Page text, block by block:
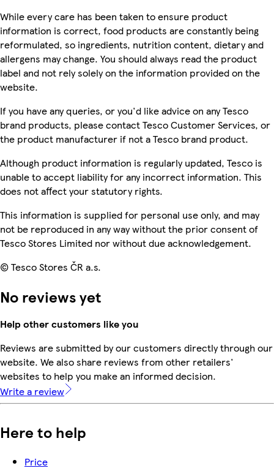
While every care has been taken to ensure product
information is correct, food products are constantly being
reformulated, so ingredients, nutrition content, dietary and
allergens may change. You should always read the product
label and not rely solely on the information provided on the
website.
If you have any queries, or you'd like advice on any Tesco
brand products, please contact Tesco Customer Services, or
the product manufacturer if not a Tesco brand product.
Although product information is regularly updated, Tesco is
unable to accept liability for any incorrect information. This
does not affect your statutory rights.
This information is supplied for personal use only, and may
not be reproduced in any way without the prior consent of
Tesco Stores Limited nor without due acknowledgement.
© Tesco Stores ČR a.s.
No reviews yet
Help other customers like you
Reviews are submitted by our customers directly through our
website. We also share reviews from other retailers'
websites to help you make an informed decision.
Write a review
Here to help
Price